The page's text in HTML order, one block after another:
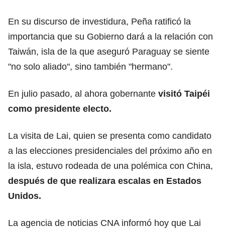
En su discurso de investidura, Peña ratificó la
importancia que su Gobierno dará a la relación con
Taiwán, isla de la que aseguró Paraguay se siente
"no solo aliado", sino también "hermano".
En julio pasado, al ahora gobernante visitó Taipéi
como presidente electo.
La visita de Lai, quien se presenta como candidato
a las elecciones presidenciales del próximo año en
la isla, estuvo rodeada de una polémica con China,
después de que realizara escalas en Estados
Unidos.
La agencia de noticias CNA informó hoy que Lai